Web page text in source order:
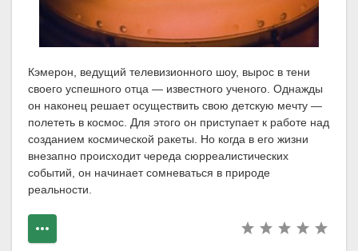
Кэмерон, ведущий телевизионного шоу, вырос в тени
своего успешного отца — известного ученого. Однажды
он наконец решает осуществить свою детскую мечту —
полететь в космос. Для этого он приступает к работе над
созданием космической ракеты. Но когда в его жизни
внезапно происходит череда сюрреалистических
событий, он начинает сомневаться в природе
реальности.